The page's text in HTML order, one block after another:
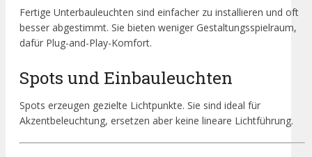
Fertige Unterbauleuchten sind einfacher zu installieren und oft
besser abgestimmt. Sie bieten weniger Gestaltungsspielraum,
dafür Plug-and-Play-Komfort.
Spots und Einbauleuchten
Spots erzeugen gezielte Lichtpunkte. Sie sind ideal für
Akzentbeleuchtung, ersetzen aber keine lineare Lichtführung.